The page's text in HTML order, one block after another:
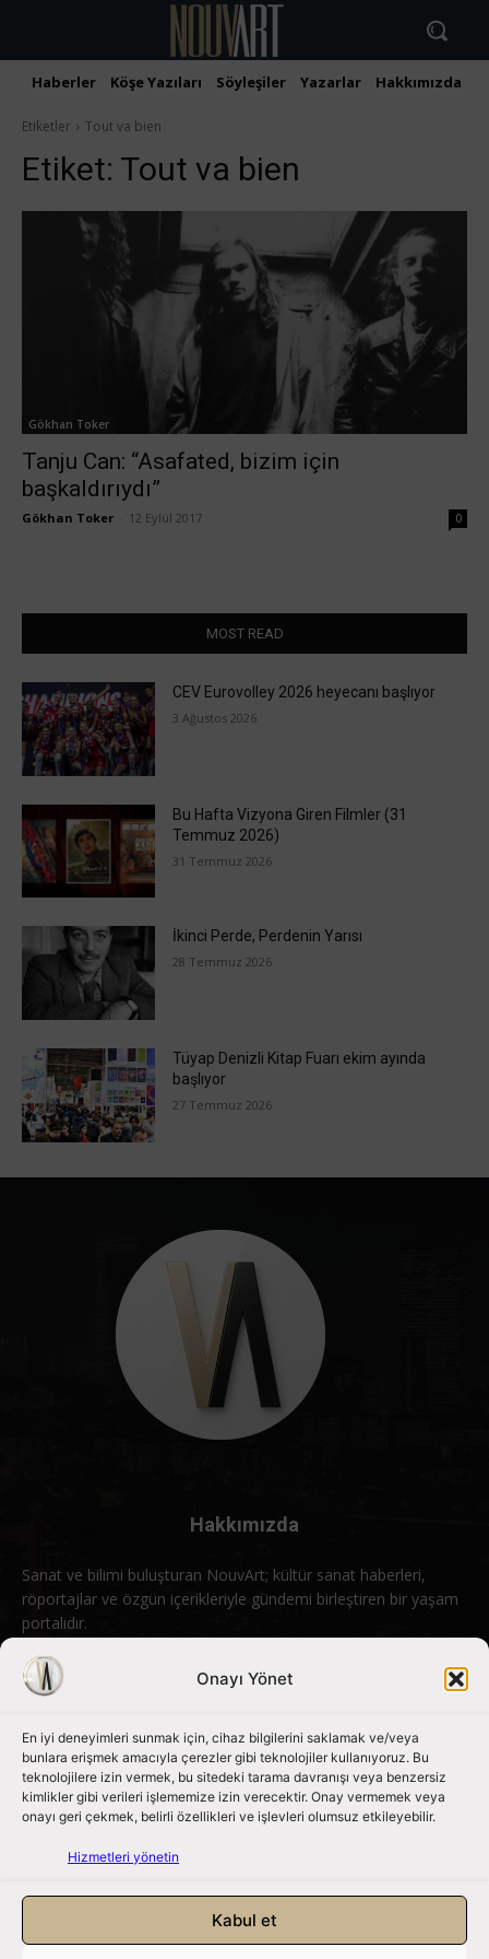
Onayı Yönet
En iyi deneyimleri sunmak için, cihaz bilgilerini saklamak ve/veya
bunlara erişmek amacıyla çerezler gibi teknolojiler kullanıyoruz. Bu
teknolojilere izin vermek, bu sitedeki tarama davranışı veya benzersiz
kimlikler gibi verileri işlememize izin verecektir. Onay vermemek veya
onayı geri çekmek, belirli özellikleri ve işlevleri olumsuz etkileyebilir.
Hizmetleri yönetin
Kabul et
Haberler Köşe Yazıları Söyleşiler Yazarlar Hakkımızda
Etiketler Tout va bien
Etiket: Tout va bien
Gökhan Toker
Tanju Can: “Asafated, bizim için
başkaldırıydı”
Gökhan Toker 12 Eylül 2017 0
MOST READ
CEV Eurovolley 2026 heyecanı başlıyor
3 Ağustos 2026
Bu Hafta Vizyona Giren Filmler (31
Temmuz 2026)
31 Temmuz 2026
İkinci Perde, Perdenin Yarısı
28 Temmuz 2026
Tüyap Denizli Kitap Fuarı ekim ayında
başlıyor
27 Temmuz 2026
Hakkımızda
Sanat ve bilimi buluşturan NouvArt; kültür sanat haberleri,
röportajlar ve özgün içerikleriyle gündemi birleştiren bir yaşam
portalıdır.
Bizimle iletişime geçin: info@nouvart.net
Bizi Takip Edin